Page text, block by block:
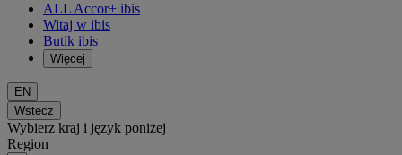
ALL Accor+ ibis
Witaj w ibis
Butik ibis
Więcej
EN
Wstecz
Wybierz kraj i język poniżej
Region